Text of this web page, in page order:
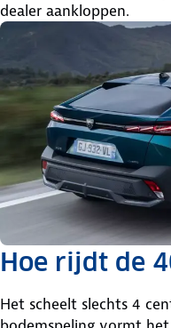
dealer aankloppen.
Hoe rijdt de
Het scheelt slechts 4